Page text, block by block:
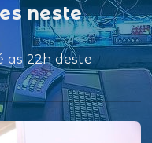
neste
as 22h deste